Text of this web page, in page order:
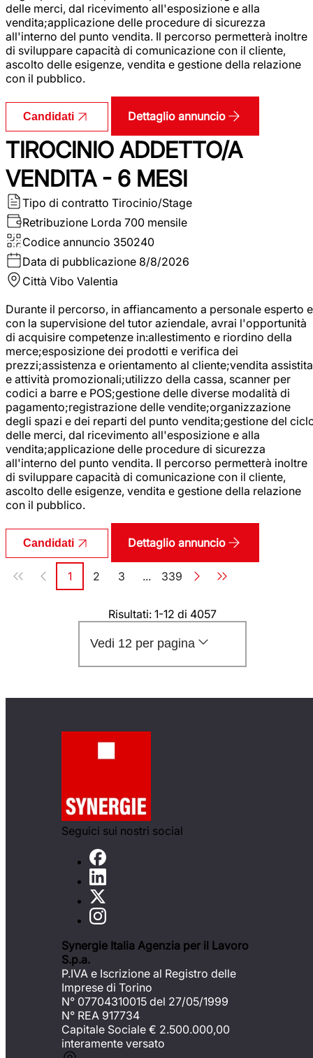
delle merci, dal ricevimento all'esposizione e alla
vendita;applicazione delle procedure di sicurezza
all'interno del punto vendita. Il percorso permetterà inoltre
di sviluppare capacità di comunicazione con il cliente,
ascolto delle esigenze, vendita e gestione della relazione
con il pubblico.
Candidati Dettaglio annuncio
TIROCINIO ADDETTO/A
VENDITA - 6 MESI
Tipo di contratto Tirocinio/Stage
Retribuzione Lorda 700 mensile
Codice annuncio 350240
Data di pubblicazione 8/8/2026
Città Vibo Valentia
Durante il percorso, in affiancamento a personale esperto e
con la supervisione del tutor aziendale, avrai l'opportunità
di acquisire competenze in:allestimento e riordino della
merce;esposizione dei prodotti e verifica dei
prezzi;assistenza e orientamento al cliente;vendita assistita
e attività promozionali;utilizzo della cassa, scanner per
codici a barre e POS;gestione delle diverse modalità di
pagamento;registrazione delle vendite;organizzazione
degli spazi e dei reparti del punto vendita;gestione del
delle merci, dal ricevimento all'esposizione e alla
vendita;applicazione delle procedure di sicurezza
all'interno del punto vendita. Il percorso permetterà inoltre
di sviluppare capacità di comunicazione con il cliente,
ascolto delle esigenze, vendita e gestione della relazione
con il pubblico.
Candidati Dettaglio annuncio
Paginazione
Pagina
1 Pagina
2 Pagina
3 ... Pagina
339
Risultati: 1-12 di 4057
Vedi 12 per pagina
Seguici sui nostri social
Synergie Italia Agenzia per il Lavoro
S.p.a.
P.IVA e Iscrizione al Registro delle
Imprese di Torino
N° 07704310015 del 27/05/1999
N° REA 917734
Capitale Sociale € 2.500.000,00
interamente versato